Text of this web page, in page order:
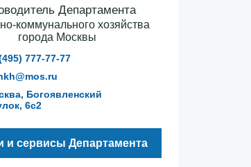
Департамента
коммунального хозяйства
города Москвы
777-77-77
Богоявленский
6с2
и сервисы Департамента